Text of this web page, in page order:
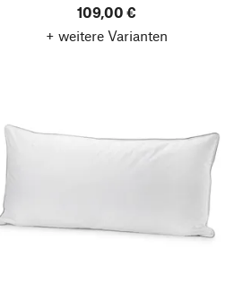
109,00 €
+ weitere Varianten